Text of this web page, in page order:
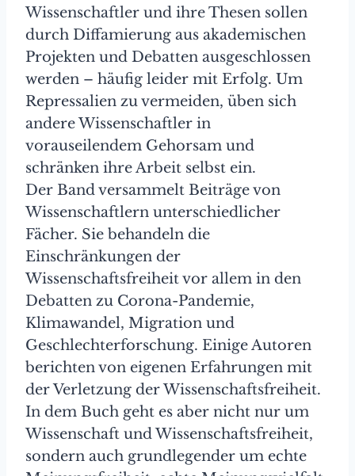
Wissenschaftler und ihre Thesen sollen
durch Diffamierung aus akademischen
Projekten und Debatten ausgeschlossen
werden – häufig leider mit Erfolg. Um
Repressalien zu vermeiden, üben sich
andere Wissenschaftler in
vorauseilendem Gehorsam und
schränken ihre Arbeit selbst ein.
Der Band versammelt Beiträge von
Wissenschaftlern unterschiedlicher
Fächer. Sie behandeln die
Einschränkungen der
Wissenschaftsfreiheit vor allem in den
Debatten zu Corona-Pandemie,
Klimawandel, Migration und
Geschlechterforschung. Einige Autoren
berichten von eigenen Erfahrungen mit
der Verletzung der Wissenschaftsfreiheit.
In dem Buch geht es aber nicht nur um
Wissenschaft und Wissenschaftsfreiheit,
sondern auch grundlegender um echte